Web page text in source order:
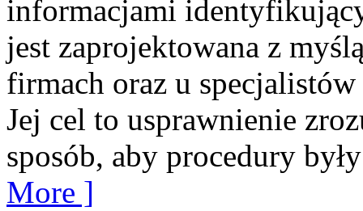
informacjami
jest zaprojektowana z
firmach oraz u
Jej cel to usprawnienie
sposób, aby procedury
More ]